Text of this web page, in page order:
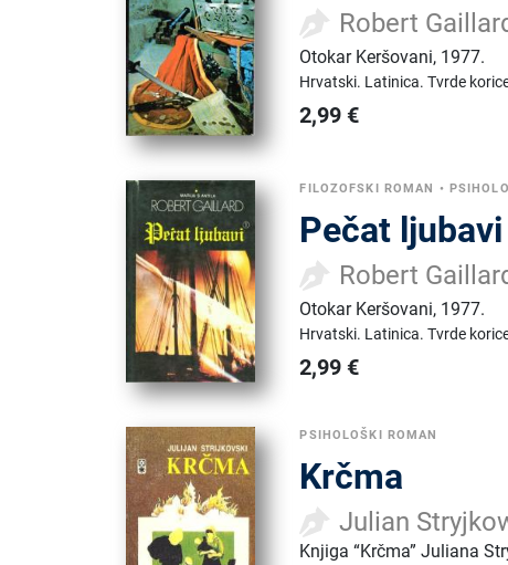
Robert
Otokar Keršovani, 1977.
Hrvatski. Latinica.Tvrde
2,99 €
FILOZOFSKI ROMAN •
Pečat ljubavi
Robert
Otokar Keršovani, 1977.
Hrvatski. Latinica.Tvrde
2,99 €
PSIHOLOŠKI ROMAN
Krčma
Julian
Knjiga “Krčma” Juliana